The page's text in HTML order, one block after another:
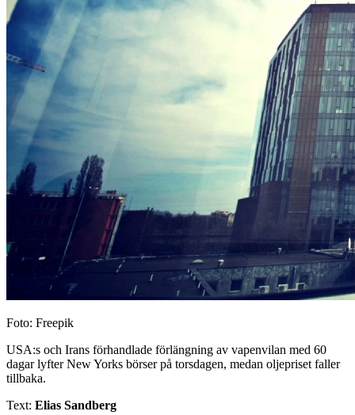
Foto: Freepik
USA:s och Irans förhandlade förlängning av vapenvilan med 60
dagar lyfter New Yorks börser på torsdagen, medan oljepriset faller
tillbaka.
Text: Elias Sandberg